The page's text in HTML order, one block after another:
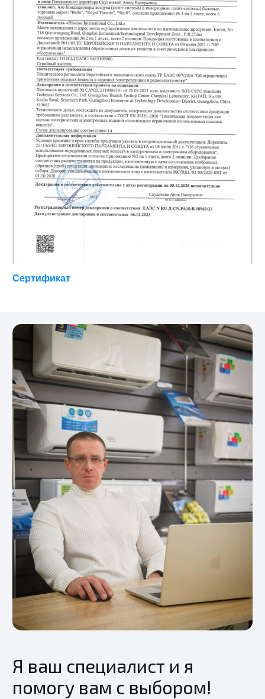
Сертификат
Я ваш специалист и я
помогу вам с выбором!